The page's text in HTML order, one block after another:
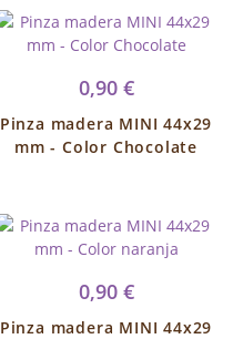
0,90 €
Pinza madera MINI 44x29
mm - Color Chocolate
0,90 €
Pinza madera MINI 44x29